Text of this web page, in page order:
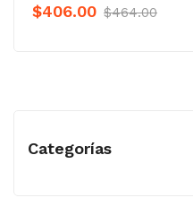
$464.00
$406.00
Categorías